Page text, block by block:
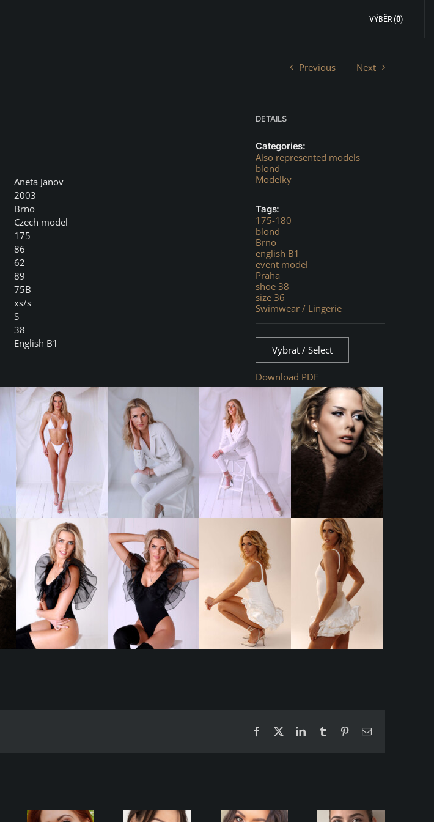
VÝBĚR (0)
Previous Next
Aneta Janov
2003
Brno
Czech model
175
86
62
89
75B
xs/s
S
38
English B1
DETAILS
Categories:
Also represented models
blond
Modelky
Tags:
175-180
blond
Brno
english B1
event model
Praha
shoe 38
size 36
Swimwear / Lingerie
Vybrat / Select
Download PDF
Facebook
X LinkedInTumblrPinterestEmail